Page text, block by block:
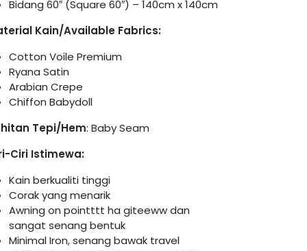
Bidang 60″ (Square 60″) – 140cm x 140cm
Kain/Available Fabrics:
Cotton Voile Premium
Ryana Satin
Arabian Crepe
Chiffon Babydoll
Tepi/Hem: Baby Seam
Ciri Istimewa:
Kain berkualiti tinggi
Corak yang menarik
Awning on pointttt ha giteeww dan
sangat senang bentuk
Minimal Iron, senang bawak travel